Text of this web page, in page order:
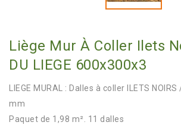
Liège Mur À Coller Ilets
DU LIEGE 600x300x3
LIEGE MURAL : Dalles à coller ILETS
mm
Paquet de 1,98 m². 11 dalles